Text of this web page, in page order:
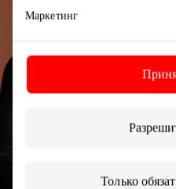
Маркетинг
Только
Узнайте первыми о
торгового